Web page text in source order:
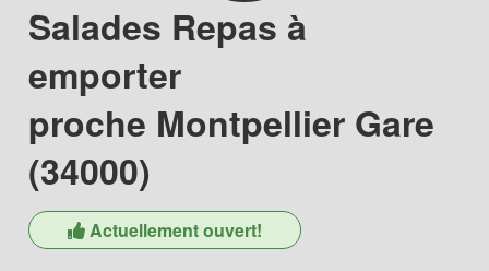
Salades Repas à
emporter
proche Montpellier Gare
(34000)
Actuellement ouvert!